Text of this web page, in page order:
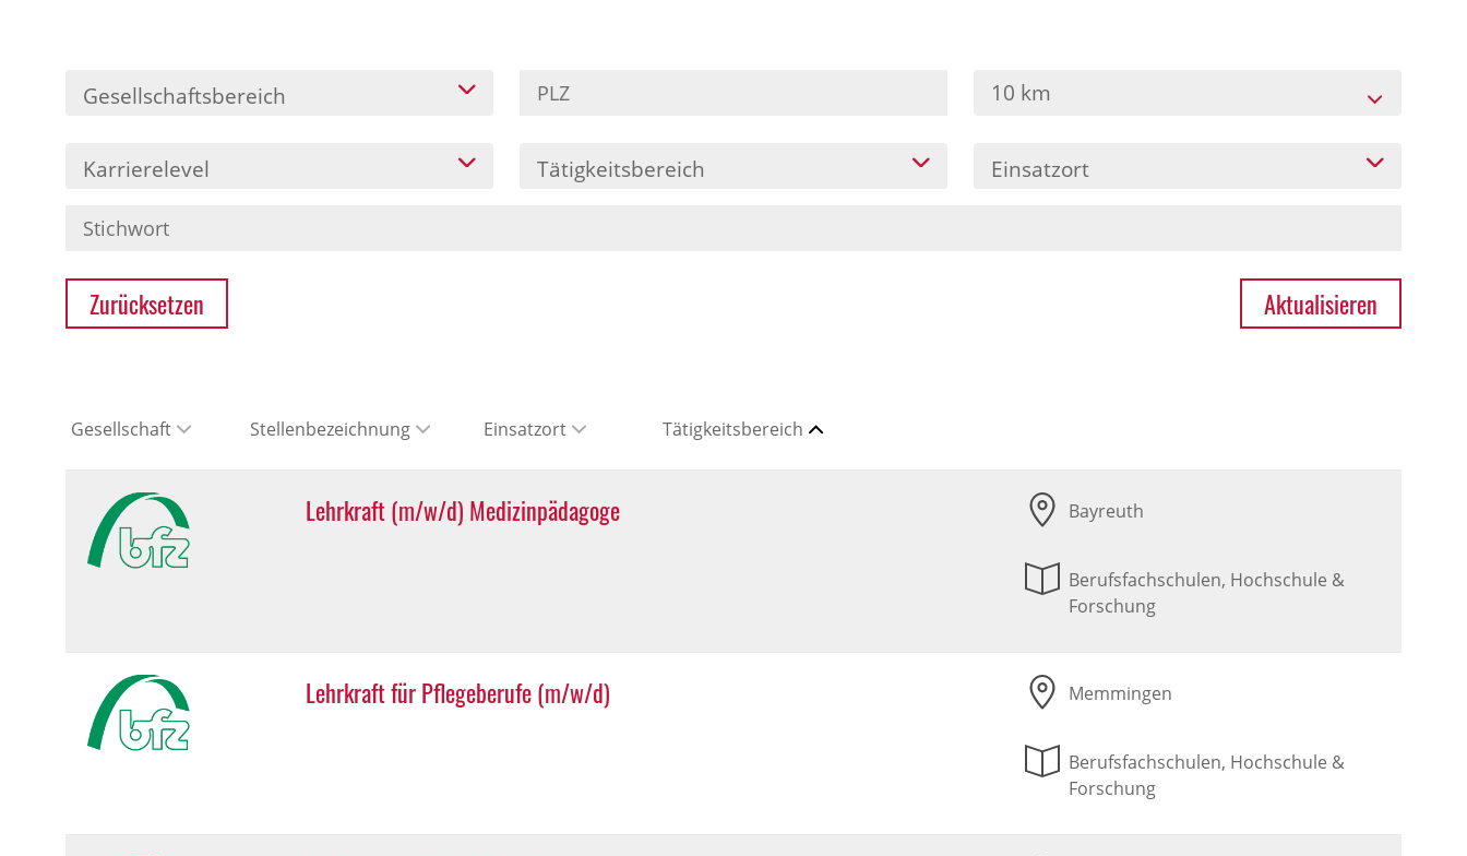
Gesellschaftsbereich 10 km
Karrierelevel Tätigkeitsbereich Einsatzort
Zurücksetzen Aktualisieren
Gesellschaft Stellenbezeichnung Einsatzort Tätigkeitsbereich
Lehrkraft (m/w/d) Medizinpädagoge Bayreuth
Berufsfachschulen, Hochschule &
Forschung
Lehrkraft für Pflegeberufe (m/w/d) Memmingen
Berufsfachschulen, Hochschule &
Forschung